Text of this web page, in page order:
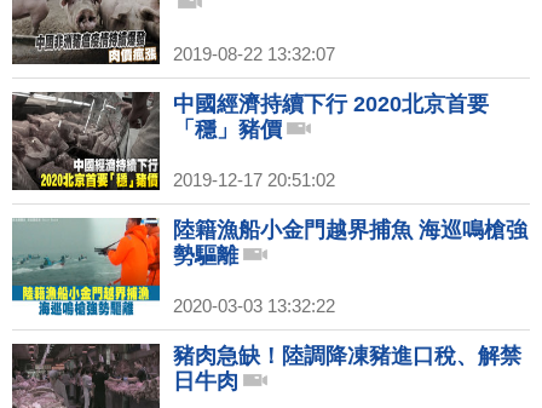
2019-08-22 13:32:07
中國經濟持續下行 2020北京首要
「穩」豬價
2019-12-17 20:51:02
陸籍漁船小金門越界捕魚 海巡鳴槍強
勢驅離
2020-03-03 13:32:22
豬肉急缺！陸調降凍豬進口稅、解禁
日牛肉